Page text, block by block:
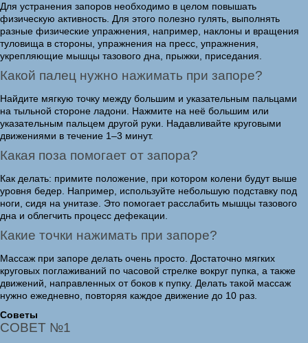
Для устранения запоров необходимо в целом повышать
физическую активность. Для этого полезно гулять, выполнять
разные физические упражнения, например, наклоны и вращения
туловища в стороны, упражнения на пресс, упражнения,
укрепляющие мышцы тазового дна, прыжки, приседания.
Какой палец нужно нажимать при запоре?
Найдите мягкую точку между большим и указательным пальцами
на тыльной стороне ладони. Нажмите на неё большим или
указательным пальцем другой руки. Надавливайте круговыми
движениями в течение 1–3 минут.
Какая поза помогает от запора?
Как делать: примите положение, при котором колени будут выше
уровня бедер. Например, используйте небольшую подставку под
ноги, сидя на унитазе. Это помогает расслабить мышцы тазового
дна и облегчить процесс дефекации.
Какие точки нажимать при запоре?
Массаж при запоре делать очень просто. Достаточно мягких
круговых поглаживаний по часовой стрелке вокруг пупка, а также
движений, направленных от боков к пупку. Делать такой массаж
нужно ежедневно, повторяя каждое движение до 10 раз.
Советы
СОВЕТ №1